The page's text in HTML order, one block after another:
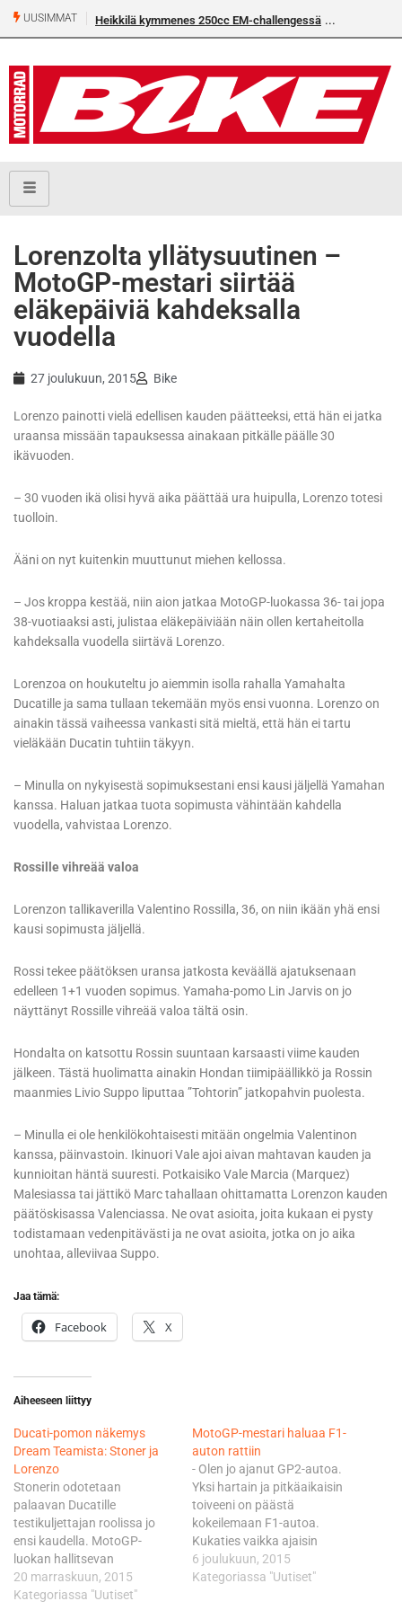
UUSIMMAT Heikkilä kymmenes 250cc EM-challengessä
Lorenzolta yllätysuutinen –
MotoGP-mestari siirtää
eläkepäiviä kahdeksalla
vuodella
27 joulukuun, 2015 Bike
Lorenzo painotti vielä edellisen kauden päätteeksi, että hän ei jatka
uraansa missään tapauksessa ainakaan pitkälle päälle 30
ikävuoden.
– 30 vuoden ikä olisi hyvä aika päättää ura huipulla, Lorenzo totesi
tuolloin.
Ääni on nyt kuitenkin muuttunut miehen kellossa.
– Jos kroppa kestää, niin aion jatkaa MotoGP-luokassa 36- tai jopa
38-vuotiaaksi asti, julistaa eläkepäiviään näin ollen kertaheitolla
kahdeksalla vuodella siirtävä Lorenzo.
Lorenzoa on houkuteltu jo aiemmin isolla rahalla Yamahalta
Ducatille ja sama tullaan tekemään myös ensi vuonna. Lorenzo on
ainakin tässä vaiheessa vankasti sitä mieltä, että hän ei tartu
vieläkään Ducatin tuhtiin täkyyn.
– Minulla on nykyisestä sopimuksestani ensi kausi jäljellä Yamahan
kanssa. Haluan jatkaa tuota sopimusta vähintään kahdella
vuodella, vahvistaa Lorenzo.
Rossille vihreää valoa
Lorenzon tallikaverilla Valentino Rossilla, 36, on niin ikään yhä ensi
kausi sopimusta jäljellä.
Rossi tekee päätöksen uransa jatkosta keväällä ajatuksenaan
edelleen 1+1 vuoden sopimus. Yamaha-pomo Lin Jarvis on jo
näyttänyt Rossille vihreää valoa tältä osin.
Hondalta on katsottu Rossin suuntaan karsaasti viime kauden
jälkeen. Tästä huolimatta ainakin Hondan tiimipäällikkö ja Rossin
maanmies Livio Suppo liputtaa ”Tohtorin” jatkopahvin puolesta.
– Minulla ei ole henkilökohtaisesti mitään ongelmia Valentinon
kanssa, päinvastoin. Ikinuori Vale ajoi aivan mahtavan kauden ja
kunnioitan häntä suuresti. Potkaisiko Vale Marcia (Marquez)
Malesiassa tai jättikö Marc tahallaan ohittamatta Lorenzon kauden
päätöskisassa Valenciassa. Ne ovat asioita, joita kukaan ei pysty
todistamaan vedenpitävästi ja ne ovat asioita, jotka on jo aika
unohtaa, alleviivaa Suppo.
Jaa tämä:
Facebook X
Aiheeseen liittyy
Ducati-pomon näkemys
Dream Teamista: Stoner ja
Lorenzo
Stonerin odotetaan
palaavan Ducatille
testikuljettajan roolissa jo
ensi kaudella. MotoGP-
luokan hallitsevan
maailmanmestarin Lorenzon
nykyinen sopimus Yamahan
20 marraskuun, 2015
Kategoriassa "Uutiset"
MotoGP-mestari haluaa F1-
auton rattiin
- Olen jo ajanut GP2-autoa.
Yksi hartain ja pitkäaikaisin
toiveeni on päästä
kokeilemaan F1-autoa.
Kukaties vaikka ajaisin
joskus tulevaisuudessa F1-
sarjassa, heittää 28-vuotias
6 joulukuun, 2015
Kategoriassa "Uutiset"